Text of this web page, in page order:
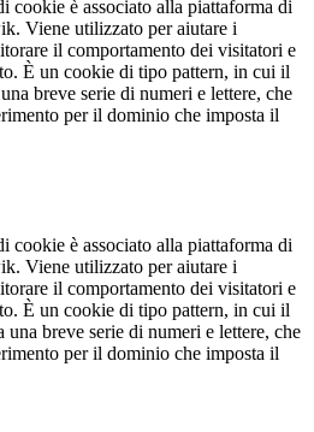
cookie è associato alla piattaforma di
Viene utilizzato per aiutare i
il comportamento dei visitatori e
È un cookie di tipo pattern, in cui il
breve serie di numeri e lettere, che
per il dominio che imposta il
cookie è associato alla piattaforma di
Viene utilizzato per aiutare i
il comportamento dei visitatori e
È un cookie di tipo pattern, in cui il
una breve serie di numeri e lettere, che
per il dominio che imposta il